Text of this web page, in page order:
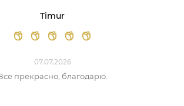
Timur
07.07.2026
прекрасно, благодарю.